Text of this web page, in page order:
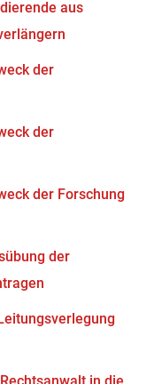
aus
der
der
der Forschung
der